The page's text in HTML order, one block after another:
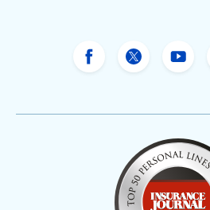
Facebook de
Twitter de